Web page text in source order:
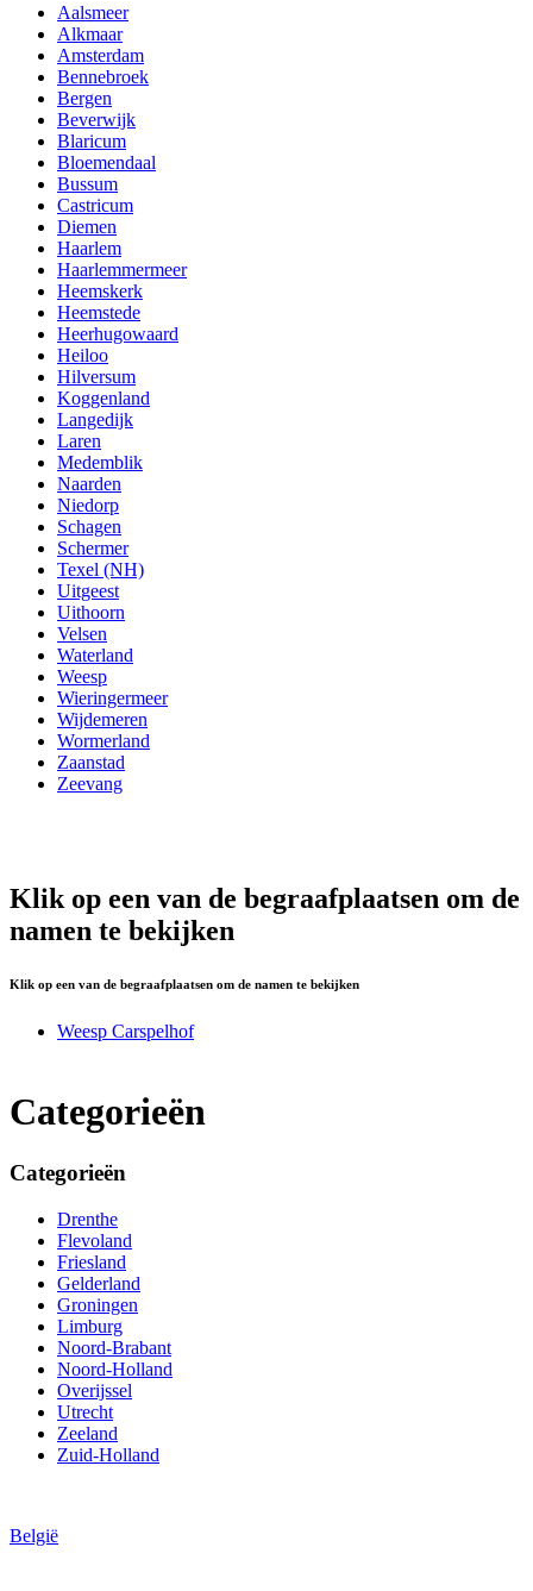
Aalsmeer
Alkmaar
Amsterdam
Bennebroek
Bergen
Beverwijk
Blaricum
Bloemendaal
Bussum
Castricum
Diemen
Haarlem
Haarlemmermeer
Heemskerk
Heemstede
Heerhugowaard
Heiloo
Hilversum
Koggenland
Langedijk
Laren
Medemblik
Naarden
Niedorp
Schagen
Schermer
Texel (NH)
Uitgeest
Uithoorn
Velsen
Waterland
Weesp
Wieringermeer
Wijdemeren
Wormerland
Zaanstad
Zeevang
Klik op een van de begraafplaatsen om de
namen te bekijken
Klik op een van de begraafplaatsen om de namen te bekijken
Weesp Carspelhof
Categorieën
Categorieën
Drenthe
Flevoland
Friesland
Gelderland
Groningen
Limburg
Noord-Brabant
Noord-Holland
Overijssel
Utrecht
Zeeland
Zuid-Holland
België